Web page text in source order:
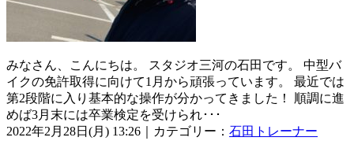
みなさん、こんにちは。 スタジオ三河の石田です。 中型バ
イクの免許取得に向けて1月から頑張っています。 最近では
第2段階に入り基本的な操作が分かってきました！ 順調に進
めば3月末には卒業検定を受けられ･･･
2022年2月28日(月) 13:26｜カテゴリー： 石田トレーナー